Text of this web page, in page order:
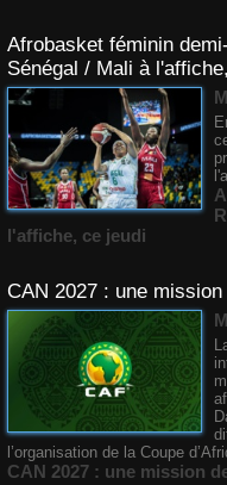
Afrobasket féminin
Sénégal / Mali à
l'affiche, ce jeudi
CAN 2027 : une
l’organisation de la Coupe
CAN 2027 : une mission